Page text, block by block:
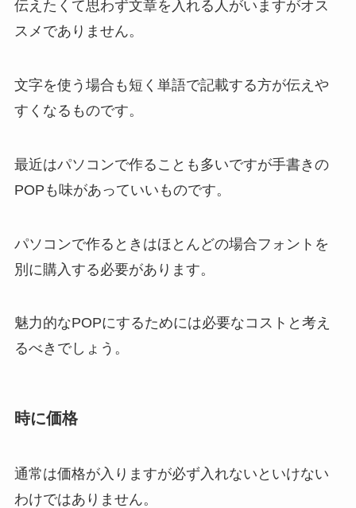
伝えたくて思わず文章を入れる人がいますがオス
スメでありません。
文字を使う場合も短く単語で記載する方が伝えや
すくなるものです。
最近はパソコンで作ることも多いですが手書きの
POPも味があっていいものです。
パソコンで作るときはほとんどの場合フォントを
別に購入する必要があります。
魅力的なPOPにするためには必要なコストと考え
るべきでしょう。
時に価格
通常は価格が入りますが必ず入れないといけない
わけではありません。